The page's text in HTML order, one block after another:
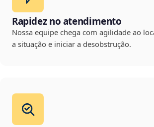
Rapidez no atendimento
Nossa equipe chega com agilidade ao
a situação e iniciar a desobstrução.